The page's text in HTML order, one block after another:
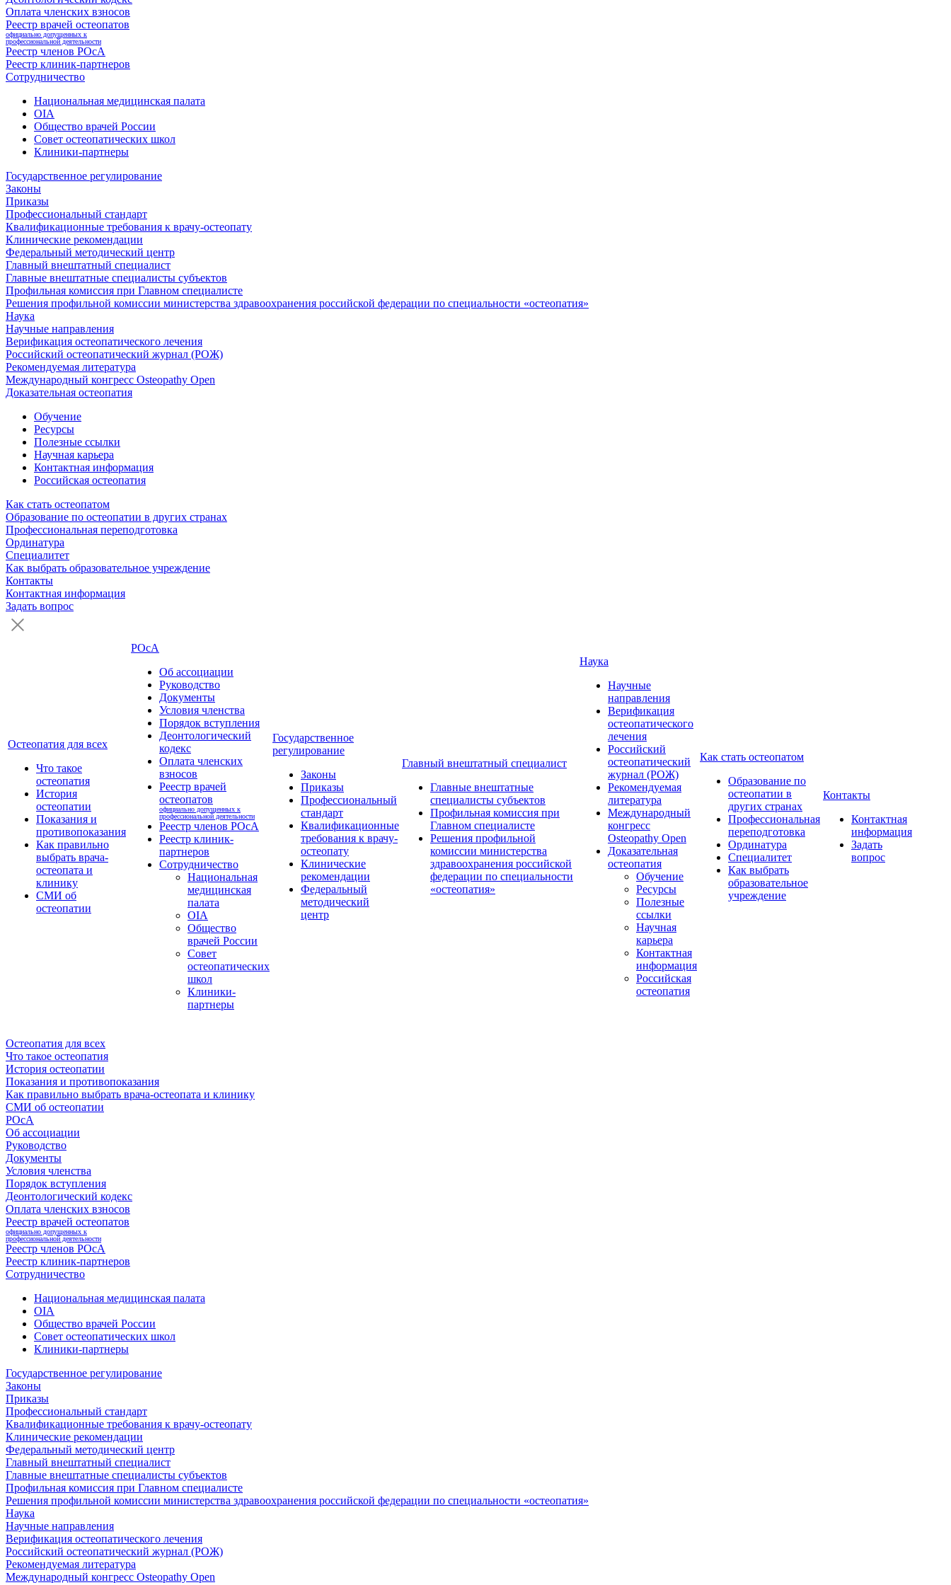
Оплата членских взносов
Реестр врачей остеопатов
официально допущенных к
профессиональной деятельности
Реестр членов РОсА
Реестр клиник-партнеров
Сотрудничество
Национальная медицинская палата
OIA
Общество врачей России
Совет остеопатических школ
Клиники-партнеры
Государственное регулирование
Законы
Приказы
Профессиональный стандарт
Квалификационные требования к врачу-остеопату
Клинические рекомендации
Федеральный методический центр
Главный внештатный специалист
Главные внештатные специалисты субъектов
Профильная комиссия при Главном специалисте
Решения профильной комиссии министерства здравоохранения российской федерации по специальности «остеопатия»
Наука
Научные направления
Верификация остеопатического лечения
Российский остеопатический журнал (РОЖ)
Рекомендуемая литература
Международный конгресс Osteopathy Open
Доказательная остеопатия
Обучение
Ресурсы
Полезные ссылки
Научная карьера
Контактная информация
Российская остеопатия
Как стать остеопатом
Образование по остеопатии в других странах
Профессиональная переподготовка
Ординатура
Специалитет
Как выбрать образовательное учреждение
Контакты
Контактная информация
Задать вопрос
Остеопатия для всех
Что такое
остеопатия
История
остеопатии
Показания и
противопоказания
Как правильно
выбрать врача-
остеопата и
клинику
СМИ об
остеопатии
РОсА
Об ассоциации
Руководство
Документы
Условия членства
Порядок вступления
Деонтологический
кодекс
Оплата членских
взносов
Реестр врачей
остеопатов
официально допущенных к
профессиональной деятельности
Реестр членов РОсА
Реестр клиник-
партнеров
Сотрудничество
Национальная
медицинская
палата
OIA
Общество
врачей России
Совет
остеопатических
школ
Клиники-
партнеры
Государственное
регулирование
Законы
Приказы
Профессиональный
стандарт
Квалификационные
требования к врачу-
остеопату
Клинические
рекомендации
Федеральный
методический
центр
Главный внештатный специалист
Главные внештатные
специалисты субъектов
Профильная комиссия при
Главном специалисте
Решения профильной
комиссии министерства
здравоохранения российской
федерации по специальности
«остеопатия»
Наука
Научные
направления
Верификация
остеопатического
лечения
Российский
остеопатический
журнал (РОЖ)
Рекомендуемая
литература
Международный
конгресс
Osteopathy Open
Доказательная
остеопатия
Обучение
Ресурсы
Полезные
ссылки
Научная
карьера
Контактная
информация
Российская
остеопатия
Как стать остеопатом
Образование по
остеопатии в
других странах
Профессиональная
переподготовка
Ординатура
Специалитет
Как выбрать
образовательное
учреждение
Контакты
Контактная
информация
Задать
вопрос
Остеопатия для всех
Что такое остеопатия
История остеопатии
Показания и противопоказания
Как правильно выбрать врача-остеопата и клинику
СМИ об остеопатии
РОсА
Об ассоциации
Руководство
Документы
Условия членства
Порядок вступления
Деонтологический кодекс
Оплата членских взносов
Реестр врачей остеопатов
официально допущенных к
профессиональной деятельности
Реестр членов РОсА
Реестр клиник-партнеров
Сотрудничество
Национальная медицинская палата
OIA
Общество врачей России
Совет остеопатических школ
Клиники-партнеры
Государственное регулирование
Законы
Приказы
Профессиональный стандарт
Квалификационные требования к врачу-остеопату
Клинические рекомендации
Федеральный методический центр
Главный внештатный специалист
Главные внештатные специалисты субъектов
Профильная комиссия при Главном специалисте
Решения профильной комиссии министерства здравоохранения российской федерации по специальности «остеопатия»
Наука
Научные направления
Верификация остеопатического лечения
Российский остеопатический журнал (РОЖ)
Рекомендуемая литература
Международный конгресс Osteopathy Open